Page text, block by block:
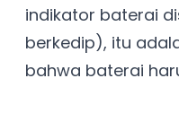
indikator baterai
berkedip), itu
bahwa baterai